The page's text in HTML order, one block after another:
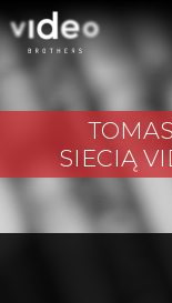
SIECIĄ